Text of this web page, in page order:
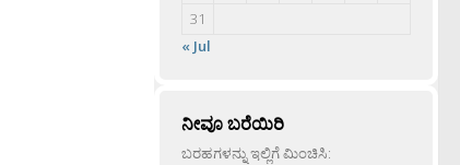
31
« Jul
ನೀವೂ ಬರೆಯಿರಿ
ಬರಹಗಳನ್ನು ಇಲ್ಲಿಗೆ ಮಿಂಚಿಸಿ: